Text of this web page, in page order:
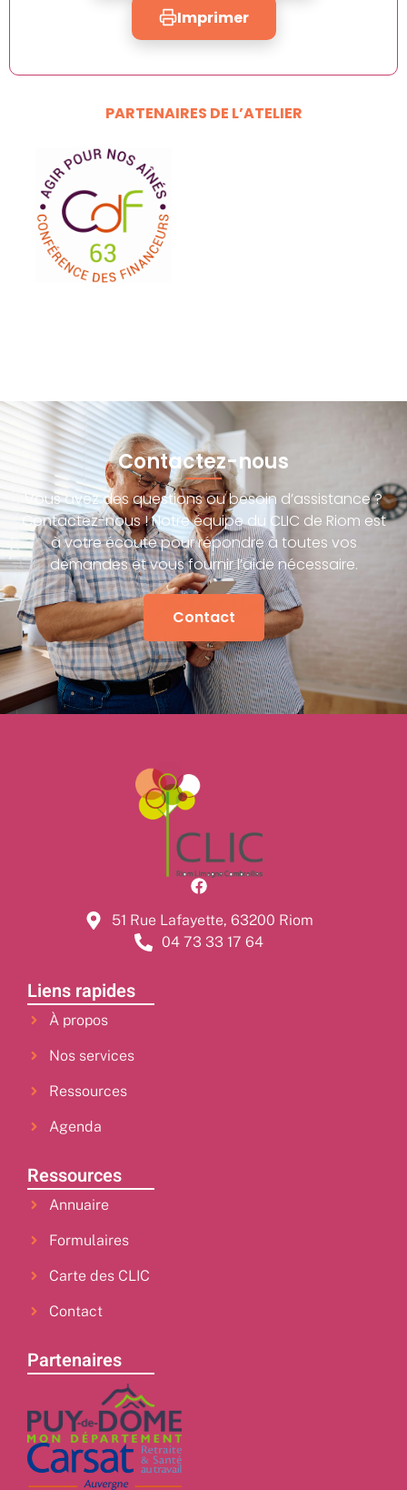
Imprimer
PARTENAIRES DE L’ATELIER
Contactez-nous
Vous avez des questions ou besoin d’assistance ?
Contactez-nous ! Notre équipe du CLIC de Riom est
à votre écoute pour répondre à toutes vos
demandes et vous fournir l’aide nécessaire.
Contact
51 Rue Lafayette, 63200 Riom
04 73 33 17 64
Liens rapides
À propos
Nos services
Ressources
Agenda
Ressources
Annuaire
Formulaires
Carte des CLIC
Contact
Partenaires